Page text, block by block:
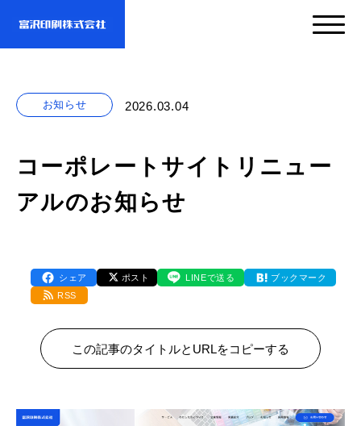
- サービスTOP
- 映像・動画制作
- 販促グッズ
- ごあいさつ
- 会社概要
実績紹介
- 実績紹介TOP
- すべての実績
お問い合わせ・資料DL
- お問い合わせTOP
わたしたちについて
お知らせ 2026.03.04
コーポレートサイトリニュー
アルのお知らせ
シェア ポスト LINEで送る
ブックマーク
RSS
この記事のタイトルとURLをコピーする